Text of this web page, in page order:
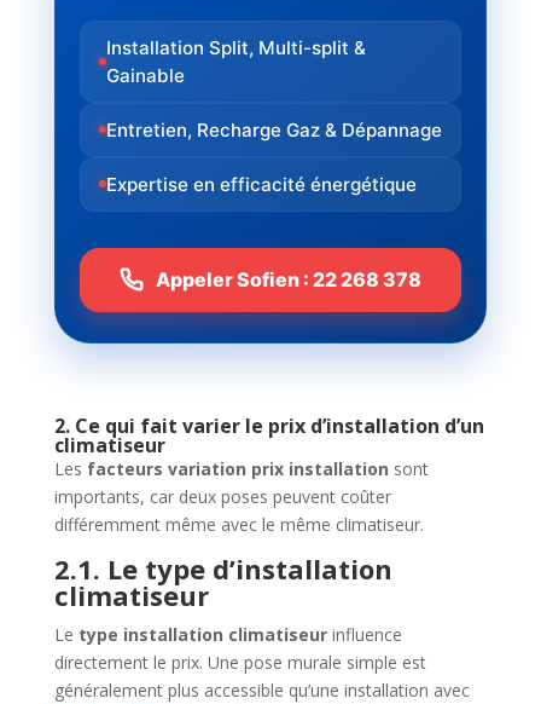
Installation Split, Multi-split &
Gainable
Entretien, Recharge Gaz & Dépannage
Expertise en efficacité énergétique
Appeler Sofien : 22 268 378
2. Ce qui fait varier le prix d’installation d’un
climatiseur
Les facteurs variation prix installation sont
importants, car deux poses peuvent coûter
différemment même avec le même climatiseur.
2.1. Le type d’installation
climatiseur
Le type installation climatiseurinfluence
directement le prix. Une pose murale simple est
généralement plus accessible qu’une installation avec